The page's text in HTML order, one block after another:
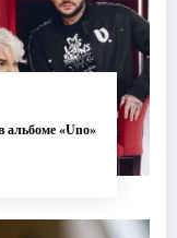
альбоме «Uno»